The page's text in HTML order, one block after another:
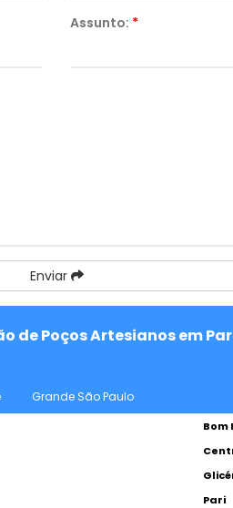
Assunto: *
Enviar
de Poços Artesianos em
Grande São Paulo
Bom
Pari